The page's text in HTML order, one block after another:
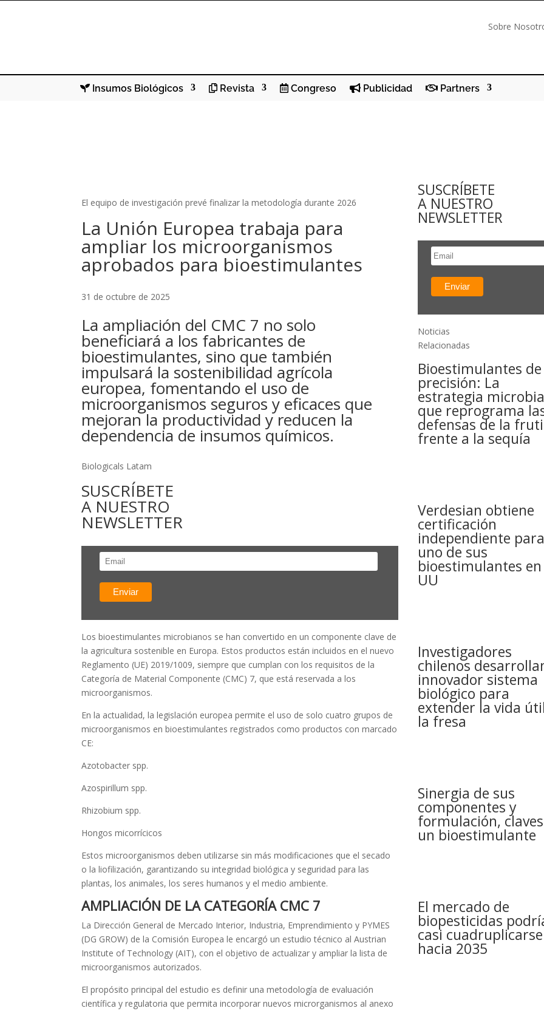
Sobre
Insumos Biológicos Revista Congreso Publicidad Partners
El equipo de investigación prevé finalizar la metodología durante 2026
La Unión Europea trabaja para
ampliar los microorganismos
aprobados para bioestimulantes
31 de octubre de 2025
La ampliación del CMC 7 no solo
beneficiará a los fabricantes de
bioestimulantes, sino que también
impulsará la sostenibilidad agrícola
europea, fomentando el uso de
microorganismos seguros y eficaces que
mejoran la productividad y reducen la
dependencia de insumos químicos.
Biologicals Latam
SUSCRÍBETE
A NUESTRO
NEWSLETTER
Los bioestimulantes microbianos se han convertido en un componente clave de
la agricultura sostenible en Europa. Estos productos están incluidos en el nuevo
Reglamento (UE) 2019/1009, siempre que cumplan con los requisitos de la
Categoría de Material Componente (CMC) 7, que está reservada a los
microorganismos.
En la actualidad, la legislación europea permite el uso de solo cuatro grupos de
microorganismos en bioestimulantes registrados como productos con marcado
CE:
Azotobacter spp.
Azospirillum spp.
Rhizobium spp.
Hongos micorrícicos
Estos microorganismos deben utilizarse sin más modificaciones que el secado
o la liofilización, garantizando su integridad biológica y seguridad para las
plantas, los animales, los seres humanos y el medio ambiente.
AMPLIACIÓN DE LA CATEGORÍA CMC 7
La Dirección General de Mercado Interior, Industria, Emprendimiento y PYMES
(DG GROW) de la Comisión Europea le encargó un estudio técnico al Austrian
Institute of Technology (AIT), con el objetivo de actualizar y ampliar la lista de
microorganismos autorizados.
El propósito principal del estudio es definir una metodología de evaluación
científica y regulatoria que permita incorporar nuevos microrganismos al anexo
SUSCRÍBETE
A NUESTRO
NEWSLETTER
Noticias
Relacionadas
Bioestimulantes de
precisión: La
estrategia
que reprograma
defensas de la
frente a la sequía
Verdesian obtiene
certificación
independiente
uno de sus
bioestimulantes en
UU
Investigadores
chilenos
innovador sistema
biológico para
extender la vida
la fresa
Sinergia de sus
componentes y
formulación,
un bioestimulante
El mercado de
biopesticidas
casi cuadruplicarse
hacia 2035